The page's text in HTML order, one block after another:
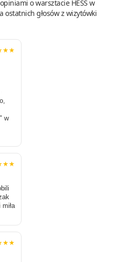
o warsztacie HESS w
ostatnich głosów z wizytówki
w